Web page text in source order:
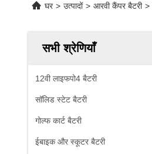
घर > उत्पादों > आरवी कैंपर बैटरी >
सभी श्रेणियाँ
12वी लाइफपो4 बैटरी
सॉलिड स्टेट बैटरी
गोल्फ कार्ट बैटरी
ईबाइक और स्कूटर बैटरी